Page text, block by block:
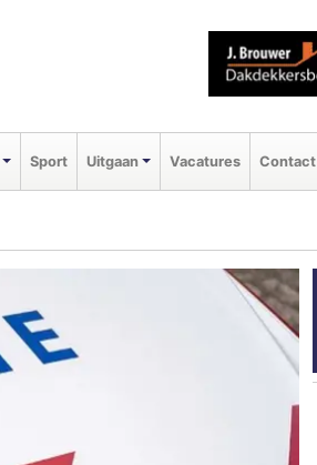
Sport Uitgaan Vacatures Contact